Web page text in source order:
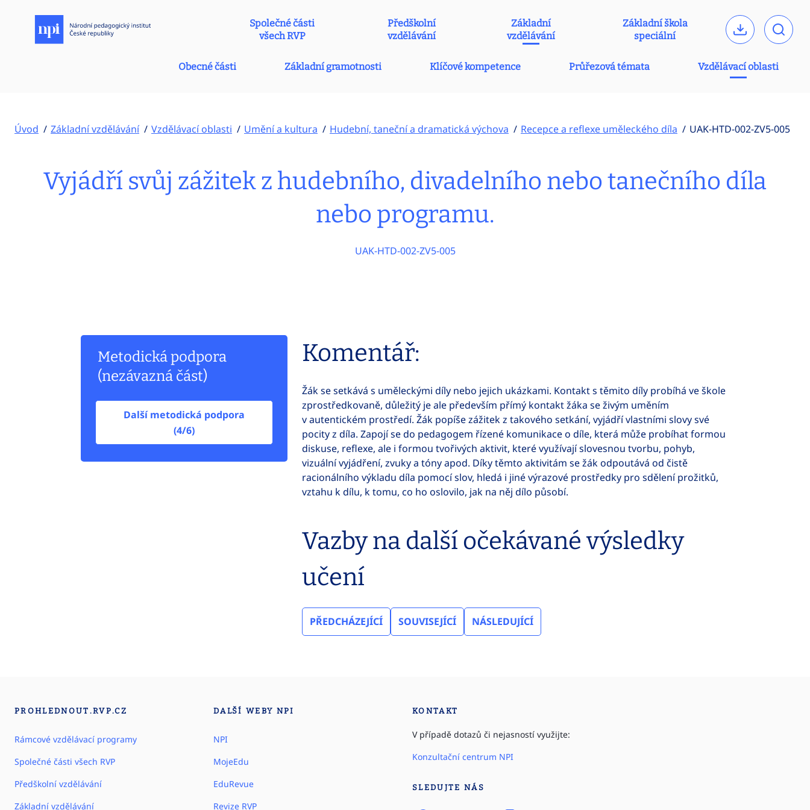
Společné části
všech RVP
Předškolní
vzdělávání
Základní
vzdělávání
Základní škola
speciální
Obecné části Základní gramotnosti Klíčové kompetence Průřezová témata Vzdělávací oblasti
Úvod Základní vzdělávání Vzdělávací oblasti Umění a kultura Hudební, taneční a dramatická výchova Recepce a reflexe uměleckého díla UAK-HTD-002-ZV5-005
Vyjádří svůj zážitek z hudebního, divadelního nebo tanečního díla
nebo programu.
UAK-HTD-002-ZV5-005
Metodická podpora
(nezávazná část)
Další metodická podpora
(4/6)
Komentář:
Žák se setkává s uměleckými díly nebo jejich ukázkami. Kontakt s těmito díly probíhá ve škole
zprostředkovaně, důležitý je ale především přímý kontakt žáka se živým uměním
v autentickém prostředí. Žák popíše zážitek z takového setkání, vyjádří vlastními slovy své
pocity z díla. Zapojí se do pedagogem řízené komunikace o díle, která může probíhat formou
diskuse, reflexe, ale i formou tvořivých aktivit, které využívají slovesnou tvorbu, pohyb,
vizuální vyjádření, zvuky a tóny apod. Díky těmto aktivitám se žák odpoutává od čistě
racionálního výkladu díla pomocí slov, hledá i jiné výrazové prostředky pro sdělení prožitků,
vztahu k dílu, k tomu, co ho oslovilo, jak na něj dílo působí.
Vazby na další očekávané výsledky
učení
PŘEDCHÁZEJÍCÍ SOUVISEJÍCÍ NÁSLEDUJÍCÍ
PROHLEDNOUT.RVP.CZ
Rámcové vzdělávací programy
Společné části všech RVP
Předškolní vzdělávání
Základní vzdělávání
DALŠÍ WEBY NPI
NPI
MojeEdu
EduRevue
Revize RVP
KONTAKT
V případě dotazů či nejasností využijte:
Konzultační centrum NPI
SLEDUJTE NÁS